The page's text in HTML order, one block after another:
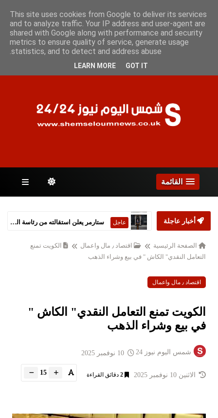
الصفحات
القائمة
أخبار عاجلة عاجل
الصفحة الرئيسية اقتصاد ٫ مال واعمال
الكويت تمنع
التعامل النقدي" الكاش " في بيع وشراء الذهب
اقتصاد ٫ مال واعمال
الكويت تمنع التعامل النقدي" الكاش "
في بيع وشراء الذهب
شمس اليوم نيوز 24
الاثنين 10 نوفمبر 2025 2 دقائق القراءة 15
This site uses cookies from Google to deliver its services
and to analyze traffic. Your IP address and user-agent are
shared with Google along with performance and security
metrics to ensure quality of service, generate usage
statistics, and to detect and address abuse.
LEARN MORE GOT IT